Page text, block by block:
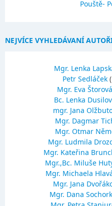
Pouště-
NEJVÍCE VYHLEDÁVANÍ
Mgr. Lenka
Petr Sedláček
Mgr. Eva Štorová
Bc. Lenka
mgr. Jana
Mgr. Dagmar
Mgr. Otmar
Mgr. Ludmila
Mgr. Kateřina
Mgr.,Bc. Miluše
Mgr. Michaela
Mgr. Jana
Mgr. Dana